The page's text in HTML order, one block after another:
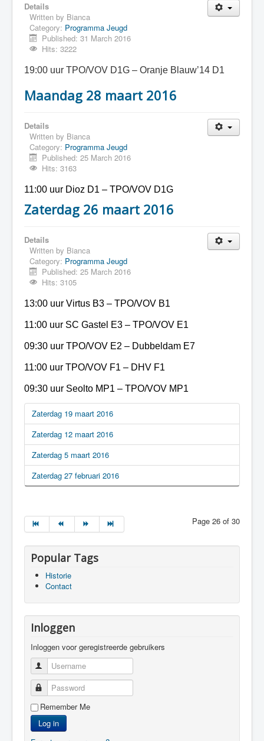
Details
Written by Bianca
Category: Programma Jeugd
Published: 31 March 2016
Hits: 3222
19:00 uur TPO/VOV D1G – Oranje Blauw’14 D1
Maandag 28 maart 2016
Details
Written by Bianca
Category: Programma Jeugd
Published: 25 March 2016
Hits: 3163
11:00 uur Dioz D1 – TPO/VOV D1G
Zaterdag 26 maart 2016
Details
Written by Bianca
Category: Programma Jeugd
Published: 25 March 2016
Hits: 3105
13:00 uur Virtus B3 – TPO/VOV B1
11:00 uur SC Gastel E3 – TPO/VOV E1
09:30 uur TPO/VOV E2 – Dubbeldam E7
11:00 uur TPO/VOV F1 – DHV F1
09:30 uur Seolto MP1 – TPO/VOV MP1
Zaterdag 19 maart 2016
Zaterdag 12 maart 2016
Zaterdag 5 maart 2016
Zaterdag 27 februari 2016
Page 26 of 30
Popular Tags
Historie
Contact
Inloggen
Inloggen voor geregistreerde gebruikers
Username
Password
Remember Me
Log in